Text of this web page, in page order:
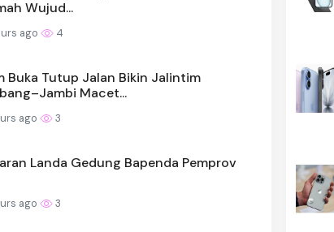
Wujud...
ago 4
Buka Tutup Jalan Bikin Jalintim
Macet...
ago 3
Landa Gedung Bapenda Pemprov
ago 3